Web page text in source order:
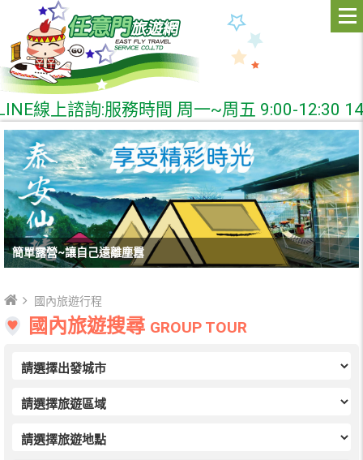
線上諮詢:服務時間 周一~周五 9:00-12:30
簡單露營~讓自己遠離塵囂
國內旅遊行程
國內旅遊搜尋 GROUP TOUR